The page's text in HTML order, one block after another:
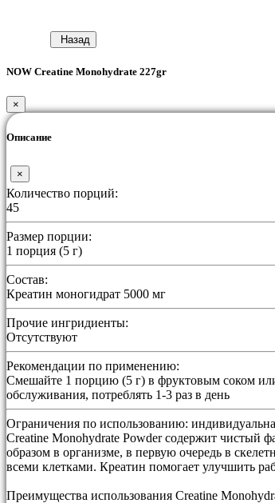
Назад
NOW Creatine Monohydrate 227gr
×
Описание
×
Количество порций:
45
Размер порции:
1 порция (5 г)
Состав:
Креатин моногидрат 5000 мг
Прочие ингридиенты:
Отсутствуют
Рекомендации по применению:
Смешайте 1 порцию (5 г) в фруктовым соком или
обслуживания, потреблять 1-3 раз в день
Ограничения по использованию:
Creatine Monohydrate Powder содержит чистый
образом в организме, в первую очередь в
всеми клетками. Креатин помогает улучшить
Преимущества использования Creatine